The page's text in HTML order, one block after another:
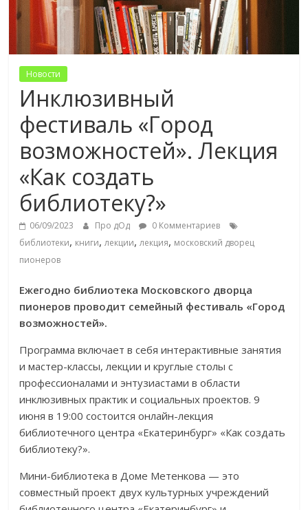
Новости
Инклюзивный
фестиваль «Город
возможностей». Лекция
«Как создать
библиотеку?»
06/09/2023 Про дОд
0 Комментариев
библиотеки, книги,лекции,лекция, московский дворец
пионеров
Ежегодно библиотека Московского дворца
пионеров проводит семейный фестиваль «Город
возможностей».
Программа включает в себя интерактивные занятия
и мастер-классы, лекции и круглые столы с
профессионалами и энтузиастами в области
инклюзивных практик и социальных проектов. 9
июня в 19:00 состоится онлайн-лекция
библиотечного центра «Екатеринбург» «Как создать
библиотеку?».
Мини-библиотека в Доме Метенкова — это
совместный проект двух культурных учреждений